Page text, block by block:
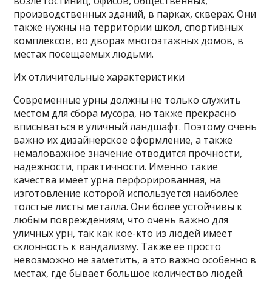
производственных зданий, в парках, скверах. Они
также нужны на территории школ, спортивных
комплексов, во дворах многоэтажных домов, в
местах посещаемых людьми.
Их отличительные характеристики
Современные урны должны не только служить
местом для сбора мусора, но также прекрасно
вписываться в уличный ландшафт. Поэтому очень
важно их дизайнерское оформление, а также
немаловажное значение отводится прочности,
надежности, практичности. Именно такие
качества имеет урна перфорированная, на
изготовление которой используется наиболее
толстые листы металла. Они более устойчивы к
любым повреждениям, что очень важно для
уличных урн, так как кое-кто из людей имеет
склонность к вандализму. Также ее просто
невозможно не заметить, а это важно особенно в
местах, где бывает большое количество людей.